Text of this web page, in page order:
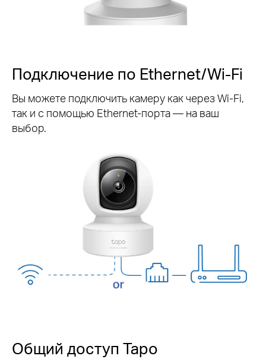
Подключение по Ethernet/Wi-Fi
Вы можете подключить камеру как через Wi‑Fi,
так и с помощью Ethernet-порта — на ваш
выбор.
Общий доступ Tapo